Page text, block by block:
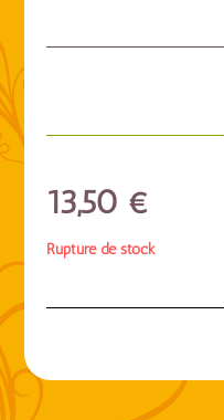
13,50 €
Rupture de stock